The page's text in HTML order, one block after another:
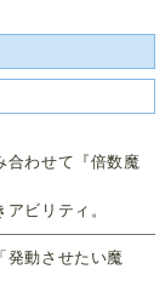
合わせて『倍数魔
ビリティ。
発動させたい魔